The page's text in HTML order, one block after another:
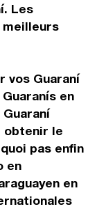
Les
vos Guaraní
en
obtenir le
pas enfin
en
en